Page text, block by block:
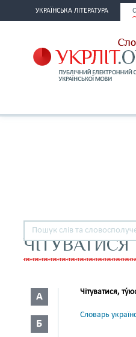
УКРАЇНСЬКА ЛІТЕРАТУРА
ЧІТУВАТИСЯ
А
Б
Чітуватися,
Словарь